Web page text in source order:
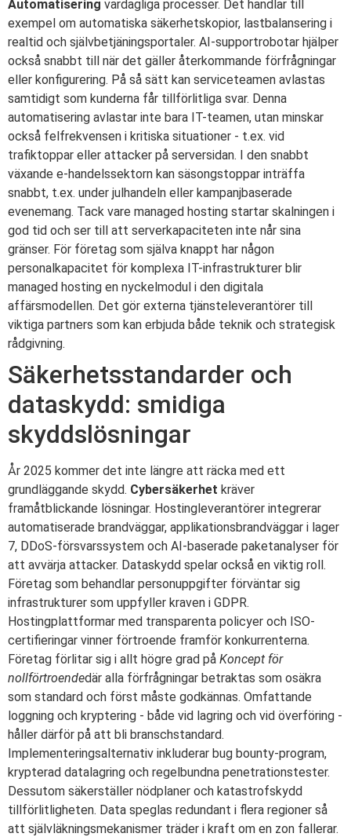
Automatisering vardagliga processer. Det handlar till
exempel om automatiska säkerhetskopior, lastbalansering i
realtid och självbetjäningsportaler. AI-supportrobotar hjälper
också snabbt till när det gäller återkommande förfrågningar
eller konfigurering. På så sätt kan serviceteamen avlastas
samtidigt som kunderna får tillförlitliga svar. Denna
automatisering avlastar inte bara IT-teamen, utan minskar
också felfrekvensen i kritiska situationer - t.ex. vid
trafiktoppar eller attacker på serversidan. I den snabbt
växande e-handelssektorn kan säsongstoppar inträffa
snabbt, t.ex. under julhandeln eller kampanjbaserade
evenemang. Tack vare managed hosting startar skalningen i
god tid och ser till att serverkapaciteten inte når sina
gränser. För företag som själva knappt har någon
personalkapacitet för komplexa IT-infrastrukturer blir
managed hosting en nyckelmodul i den digitala
affärsmodellen. Det gör externa tjänsteleverantörer till
viktiga partners som kan erbjuda både teknik och strategisk
rådgivning.
Säkerhetsstandarder och
dataskydd: smidiga
skyddslösningar
År 2025 kommer det inte längre att räcka med ett
grundläggande skydd. Cybersäkerhet kräver
framåtblickande lösningar. Hostingleverantörer integrerar
automatiserade brandväggar, applikationsbrandväggar i lager
7, DDoS-försvarssystem och AI-baserade paketanalyser för
att avvärja attacker. Dataskydd spelar också en viktig roll.
Företag som behandlar personuppgifter förväntar sig
infrastrukturer som uppfyller kraven i GDPR.
Hostingplattformar med transparenta policyer och ISO-
certifieringar vinner förtroende framför konkurrenterna.
Företag förlitar sig i allt högre grad på Koncept för
nollförtroendedär alla förfrågningar betraktas som osäkra
som standard och först måste godkännas. Omfattande
loggning och kryptering - både vid lagring och vid överföring -
håller därför på att bli branschstandard.
Implementeringsalternativ inkluderar bug bounty-program,
krypterad datalagring och regelbundna penetrationstester.
Dessutom säkerställer nödplaner och katastrofskydd
tillförlitligheten. Data speglas redundant i flera regioner så
att självläkningsmekanismer träder i kraft om en zon fallerar.